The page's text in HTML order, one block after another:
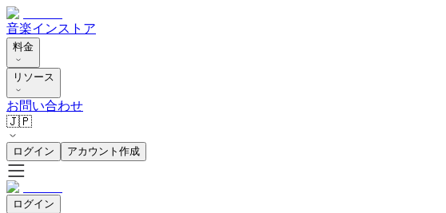
音楽インストア
料金
リソース
お問い合わせ
🇯🇵
ログイン アカウント作成
ログイン